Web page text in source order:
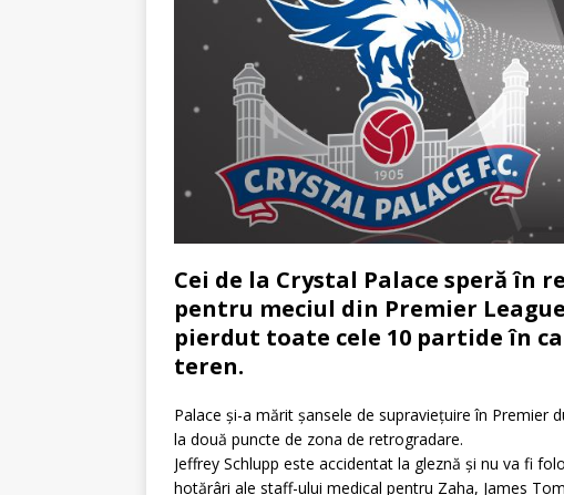
Cei de la Crystal Palace speră în
pentru meciul din Premier
pierdut toate cele 10 partide în
teren.
Palace și-a mărit șansele de supraviețuire în Premier
la două puncte de zona de retrogradare.
Jeffrey Schlupp este accidentat la gleznă și nu va fi
hotărâri ale staff-ului medical pentru Zaha, James